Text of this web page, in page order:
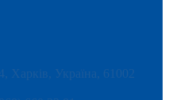
Харків, Україна, 61002